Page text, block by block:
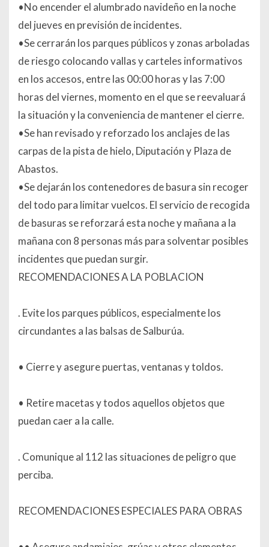
•No encender el alumbrado navideño en la noche
del jueves en previsión de incidentes.
•Se cerrarán los parques públicos y zonas arboladas
de riesgo colocando vallas y carteles informativos
en los accesos, entre las 00:00 horas y las 7:00
horas del viernes, momento en el que se reevaluará
la situación y la conveniencia de mantener el cierre.
•Se han revisado y reforzado los anclajes de las
carpas de la pista de hielo, Diputación y Plaza de
Abastos.
•Se dejarán los contenedores de basura sin recoger
del todo para limitar vuelcos. El servicio de recogida
de basuras se reforzará esta noche y mañana a la
mañana con 8 personas más para solventar posibles
incidentes que puedan surgir.
RECOMENDACIONES A LA POBLACION
. Evite los parques públicos, especialmente los
circundantes a las balsas de Salburúa.
• Cierre y asegure puertas, ventanas y toldos.
• Retire macetas y todos aquellos objetos que
puedan caer a la calle.
. Comunique al 112 las situaciones de peligro que
perciba.
RECOMENDACIONES ESPECIALES PARA OBRAS